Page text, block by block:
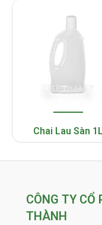
Chai Lau Sàn 1L
CÔNG TY CỔ
THÀNH